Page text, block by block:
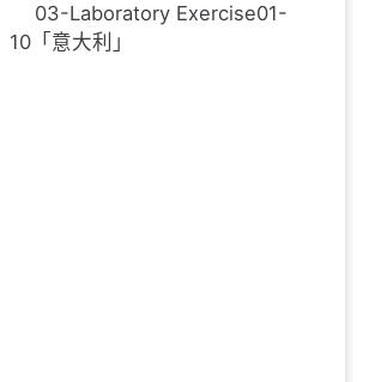
03-Laboratory Exercise01-
10「意大利」